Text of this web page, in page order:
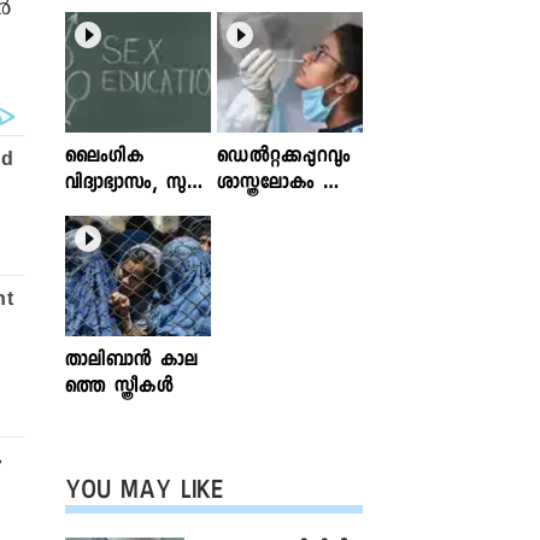
ലൈംഗിക
വിദ്യാഭ്യാസം, സുര
ക്ഷിതവും അ
ല്ലാത്തതുമായ സ്പ
ര്‍ശനങ്ങള്‍; ഇ
ന്‍ഫോക്ലിനിക്ക്
ലേഖനം
വായിക്കാം
ഡെൽറ്റക്കപ്പുറവും
ശാസ്ത്രലോകം ശ്ര
താലിബാന്‍ കാല
ത്തെ സ്ത്രീകള്‍
YOU MAY LIKE